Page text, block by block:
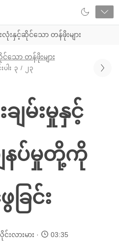
လုံးနှင့်ဆိုင်သော တန်ဖိုးများ
သော တန်ဖိုးများ
ပါး ၃ / ၂၃
ျမ်းမှုနှင့်
နပ်မှုတို့ကို
ခြင်း
င်းလားမား 03:35